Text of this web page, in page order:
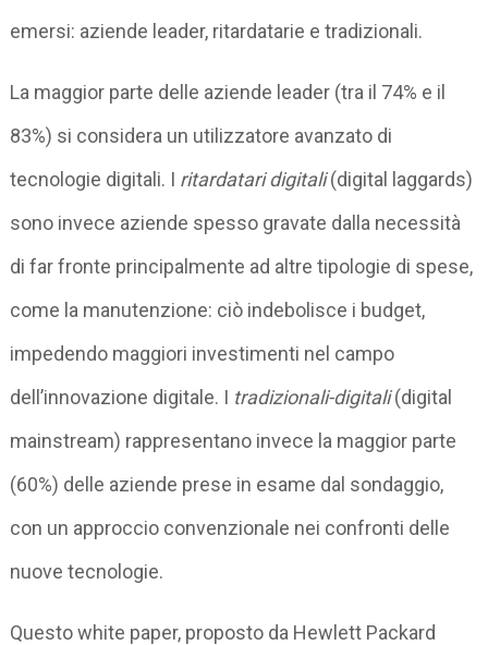
emersi: aziende leader, ritardatarie e tradizionali.
La maggior parte delle aziende leader (tra il 74% e il
83%) si considera un utilizzatore avanzato di
tecnologie digitali. I ritardatari digitali(digital laggards)
sono invece aziende spesso gravate dalla necessità
di far fronte principalmente ad altre tipologie di spese,
come la manutenzione: ciò indebolisce i budget,
impedendo maggiori investimenti nel campo
dell’innovazione digitale. I tradizionali-digitali(digital
mainstream) rappresentano invece la maggior parte
(60%) delle aziende prese in esame dal sondaggio,
con un approccio convenzionale nei confronti delle
nuove tecnologie.
Questo white paper, proposto da Hewlett Packard